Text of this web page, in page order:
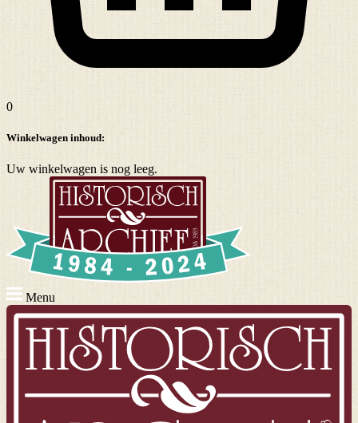
0
Winkelwagen inhoud:
Uw winkelwagen is nog leeg.
Menu